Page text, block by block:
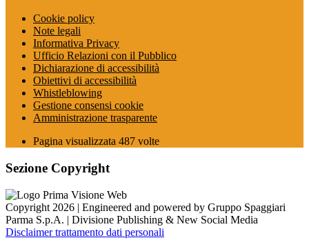
Cookie policy
Note legali
Informativa Privacy
Ufficio Relazioni con il Pubblico
Dichiarazione di accessibilità
Obiettivi di accessibilità
Whistleblowing
Gestione consensi cookie
Amministrazione trasparente
Pagina visualizzata 487 volte
Sezione Copyright
Copyright 2026 | Engineered and powered by Gruppo Spaggiari
Parma S.p.A. | Divisione Publishing & New Social Media
Disclaimer trattamento dati personali